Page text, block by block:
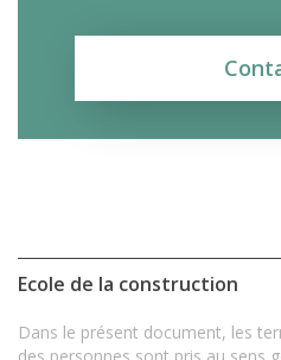
Ecole de la construction
Dans le présent document, les